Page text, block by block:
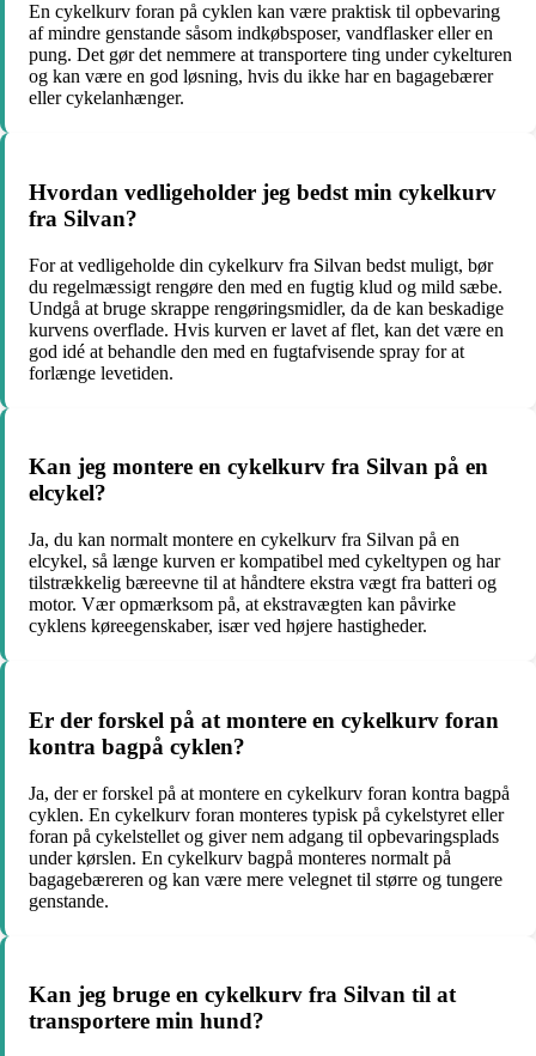
En cykelkurv foran på cyklen kan være praktisk til opbevaring
af mindre genstande såsom indkøbsposer, vandflasker eller en
pung. Det gør det nemmere at transportere ting under cykelturen
og kan være en god løsning, hvis du ikke har en bagagebærer
eller cykelanhænger.
Hvordan vedligeholder jeg bedst min cykelkurv
fra Silvan?
For at vedligeholde din cykelkurv fra Silvan bedst muligt, bør
du regelmæssigt rengøre den med en fugtig klud og mild sæbe.
Undgå at bruge skrappe rengøringsmidler, da de kan beskadige
kurvens overflade. Hvis kurven er lavet af flet, kan det være en
god idé at behandle den med en fugtafvisende spray for at
forlænge levetiden.
Kan jeg montere en cykelkurv fra Silvan på en
elcykel?
Ja, du kan normalt montere en cykelkurv fra Silvan på en
elcykel, så længe kurven er kompatibel med cykeltypen og har
tilstrækkelig bæreevne til at håndtere ekstra vægt fra batteri og
motor. Vær opmærksom på, at ekstravægten kan påvirke
cyklens køreegenskaber, især ved højere hastigheder.
Er der forskel på at montere en cykelkurv foran
kontra bagpå cyklen?
Ja, der er forskel på at montere en cykelkurv foran kontra bagpå
cyklen. En cykelkurv foran monteres typisk på cykelstyret eller
foran på cykelstellet og giver nem adgang til opbevaringsplads
under kørslen. En cykelkurv bagpå monteres normalt på
bagagebæreren og kan være mere velegnet til større og tungere
genstande.
Kan jeg bruge en cykelkurv fra Silvan til at
transportere min hund?